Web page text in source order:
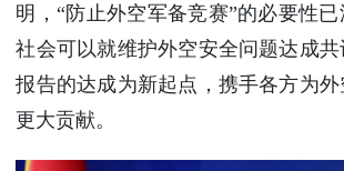
明，“防止外空军备竞赛”的必要性
社会可以就维护外空安全问题达成
报告的达成为新起点，携手各方为
更大贡献。